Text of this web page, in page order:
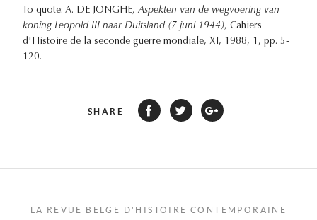
To quote: A. DE JONGHE, Aspekten van de wegvoering van
koning Leopold III naar Duitsland (7 juni 1944), Cahiers
d'Histoire de la seconde guerre mondiale, XI, 1988, 1, pp. 5-
120.
SHARE
LA REVUE BELGE D'HISTOIRE CONTEMPORAINE